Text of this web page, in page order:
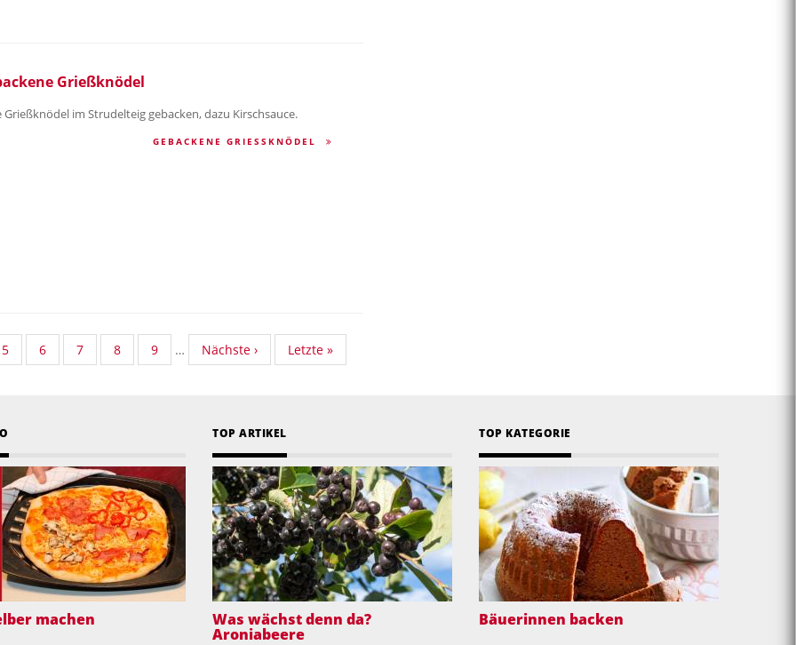
Grießknödel
Grießknödel im Strudelteig gebacken, dazu Kirschsauce.
GEBACKENE GRIESSKNÖDEL
Standard
Taxonomy
5
Standard
Taxonomy
6
Standard
Taxonomy
7
Standard
Taxonomy
8
Standard
Taxonomy
9 …
Nächste
Seite
Nächste ›
Last
page
Letzte »
machen
TOP ARTIKEL
Was wächst denn da?
Aroniabeere
TOP KATEGORIE
Bäuerinnen backen